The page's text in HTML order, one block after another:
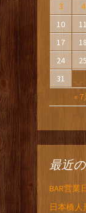
« 7
3
4
10
11
17
18
24
25
31
最近
BAR営業
日本橋